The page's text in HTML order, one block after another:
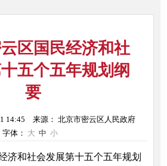
区国民经济和社
五个五年规划纲
要
14:45
来源： 北京市密云区人民政府
字体： 大 中 小
济和社会发展第十五个五年规划